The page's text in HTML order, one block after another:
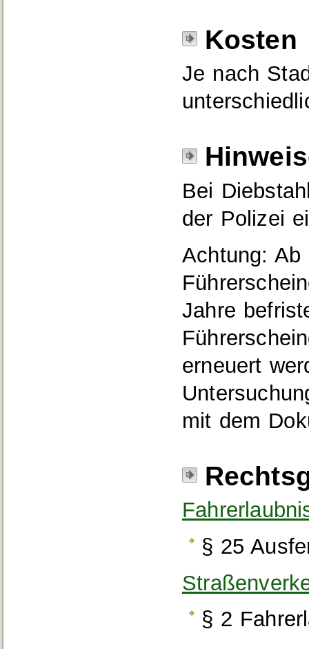
Kosten
Je nach
Bei
der Polizei
Achtung: Ab
Jahre
erneuert
mit dem
§ 25
§ 2